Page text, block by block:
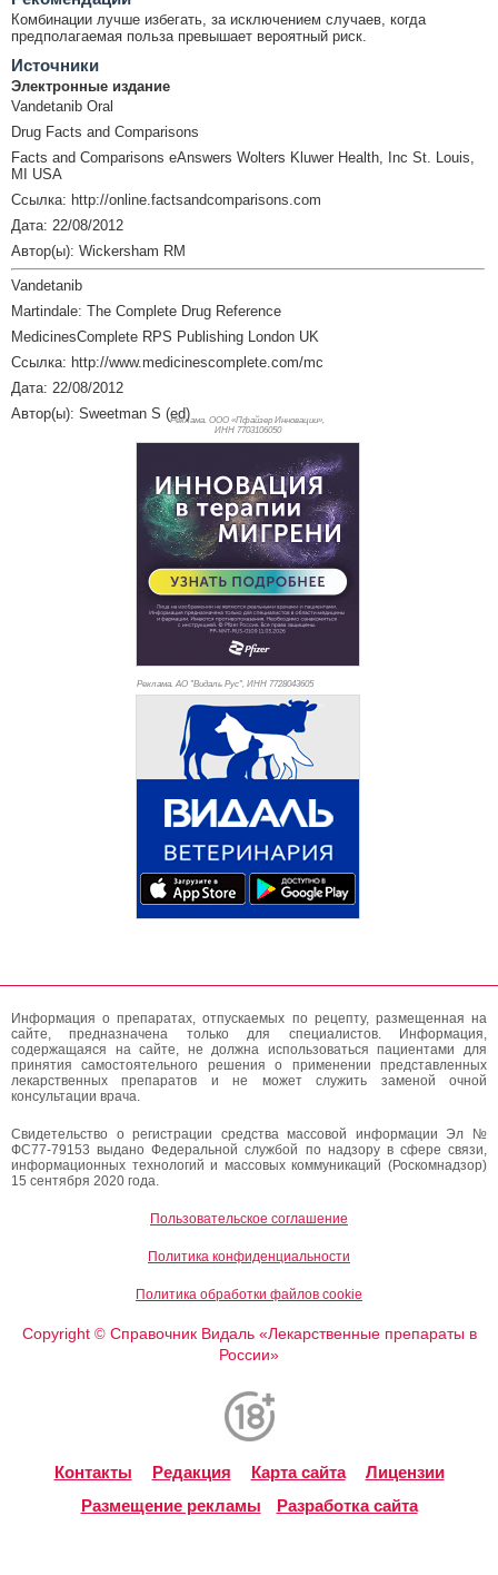
Комбинации лучше избегать, за исключением случаев, когда
предполагаемая польза превышает вероятный риск.
Источники
Электронные издание
Vandetanib Oral
Drug Facts and Comparisons
Facts and Comparisons eAnswers Wolters Kluwer Health, Inc St. Louis,
MI USA
Ссылка: http://online.factsandcomparisons.com
Дата: 22/08/2012
Автор(ы): Wickersham RM
Vandetanib
Martindale: The Complete Drug Reference
MedicinesComplete RPS Publishing London UK
Ссылка: http://www.medicinescomplete.com/mc
Дата: 22/08/2012
Автор(ы): Sweetman S (ed)Реклама. ООО «Пфайзер Инновации»,
ИНН 7703106050
Реклама. АО "Видаль Рус", ИНН 7728043605
Информация о препаратах, отпускаемых по рецепту, размещенная на
сайте, предназначена только для специалистов. Информация,
содержащаяся на сайте, не должна использоваться пациентами для
принятия самостоятельного решения о применении представленных
лекарственных препаратов и не может служить заменой очной
консультации врача.
Свидетельство о регистрации средства массовой информации Эл №
ФС77-79153 выдано Федеральной службой по надзору в сфере связи,
информационных технологий и массовых коммуникаций (Роскомнадзор)
15 сентября 2020 года.
Пользовательское соглашение
Политика конфиденциальности
Политика обработки файлов cookie
Copyright ©Справочник Видаль «Лекарственные препараты в
России»
Контакты Редакция Карта сайта
Лицензии
Размещение рекламы
Разработка сайта